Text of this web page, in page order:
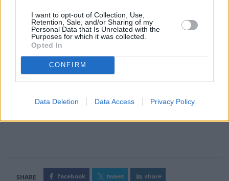
I want to opt-out of Collection, Use,
Retention, Sale, and/or Sharing of my
Personal Data that Is Unrelated with the
Purposes for which it was collected.
Opted In
CONFIRM
Data Deletion Data Access Privacy Policy
facebook tweet share